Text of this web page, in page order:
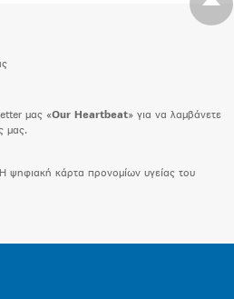
μας «Our Heartbeat» για να λαμβάνετε
μας.
ψηφιακή κάρτα προνομίων υγείας του